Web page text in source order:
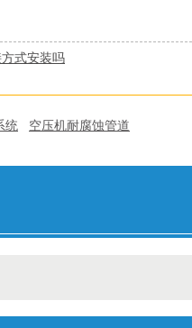
式安装吗
统 空压机耐腐蚀管道